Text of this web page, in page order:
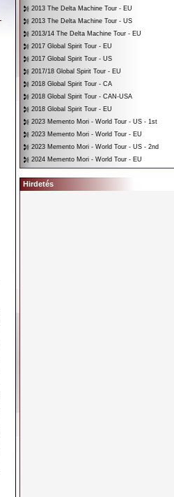
2013 The Delta Machine Tour - EU
2013 The Delta Machine Tour - US
2013/14 The Delta Machine Tour - EU
2017 Global Spirit Tour - EU
2017 Global Spirit Tour - US
2017/18 Global Spirit Tour - EU
2018 Global Spirit Tour - CA
2018 Global Spirit Tour - CAN-USA
2018 Global Spirit Tour - EU
2023 Memento Mori - World Tour - US - 1st
2023 Memento Mori - World Tour - EU
2023 Memento Mori - World Tour - US - 2nd
2024 Memento Mori - World Tour - EU
Hirdetés